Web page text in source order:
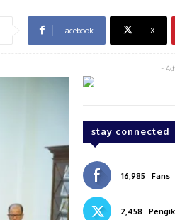
Facebook X
-
stay connected
16,985 Fans
2,458